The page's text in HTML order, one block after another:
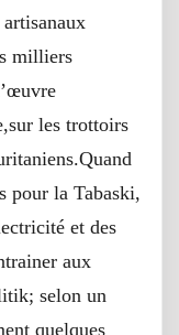
milliers
les trottoirs
pour la Tabaski,
et des
aux
selon un
quelques